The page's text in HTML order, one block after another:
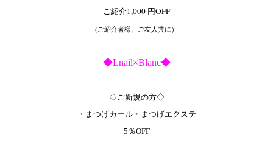
ご紹介1,000 円OFF
(ご紹介者様、ご友人共に）
◆Lnail×Blanc◆
◇ご新規の方◇
・まつげカール・まつげエクステ
5％OFF